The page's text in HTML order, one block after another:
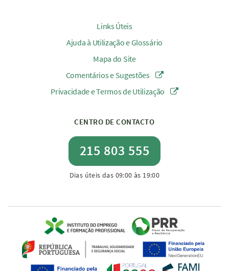
Links Úteis
Ajuda à Utilização e Glossário
Mapa do Site
Comentários e Sugestões
Privacidade e Termos de Utilização
CENTRO DE CONTACTO
215 803 555
Dias úteis das 09:00 às 19:00